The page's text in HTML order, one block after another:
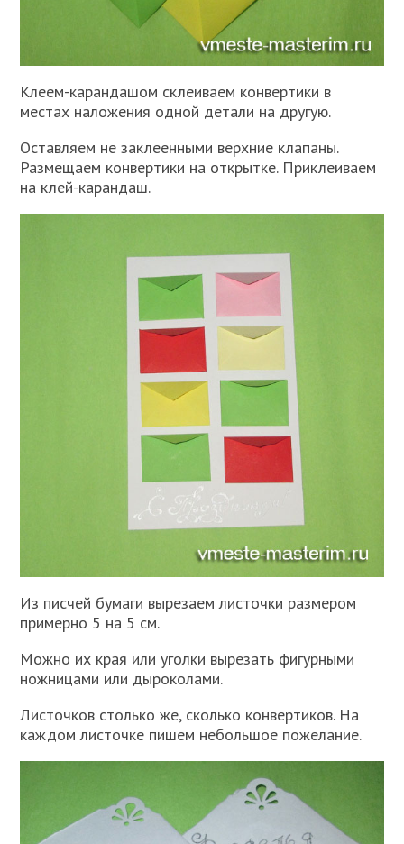
Клеем-карандашом склеиваем конвертики в
местах наложения одной детали на другую.
Оставляем не заклеенными верхние клапаны.
Размещаем конвертики на открытке. Приклеиваем
на клей-карандаш.
Из писчей бумаги вырезаем листочки размером
примерно 5 на 5 см.
Можно их края или уголки вырезать фигурными
ножницами или дыроколами.
Листочков столько же, сколько конвертиков. На
каждом листочке пишем небольшое пожелание.